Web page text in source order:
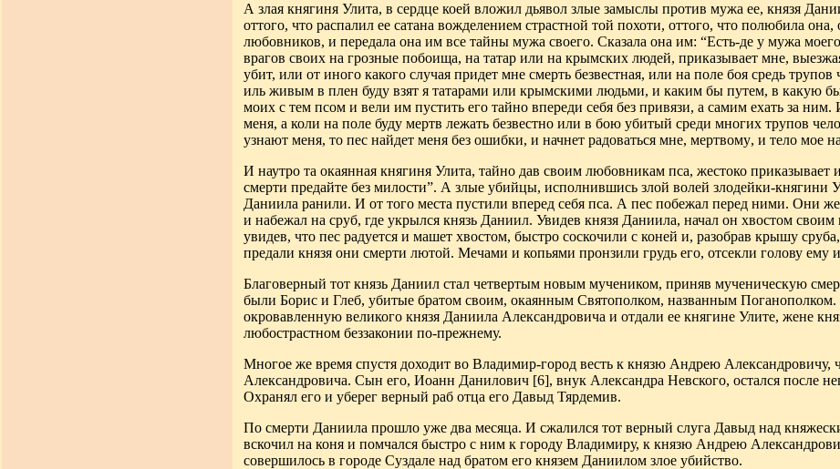
А злая княгиня Улита, в сердце коей вложил дьявол злые замыслы против мужа ее, князя
оттого, что распалил ее сатана вожделением страстной той похоти, оттого, что полюбила она,
любовников, и передала она им все тайны мужа своего. Сказала она им: “Есть-де у мужа
врагов своих на грозные побоища, на татар или на крымских людей, приказывает мне,
убит, или от иного какого случая придет мне смерть безвестная, или на поле боя средь
иль живым в плен буду взят я татарами или крымскими людьми, и каким бы путем, в какую
моих с тем псом и вели им пустить его тайно впереди себя без привязи, а самим ехать за
меня, а коли на поле буду мертв лежать безвестно или в бою убитый среди многих трупов
узнают меня, то пес найдет меня без ошибки, и начнет радоваться мне, мертвому, и тело мое
И наутро та окаянная княгиня Улита, тайно дав своим любовникам пса, жестоко приказывает
смерти предайте без милости”. А злые убийцы, исполнившись злой волей злодейки-княгини
Даниила ранили. И от того места пустили вперед себя пса. А пес побежал перед ними. Они
и набежал на сруб, где укрылся князь Даниил. Увидев князя Даниила, начал он хвостом
увидев, что пес радуется и машет хвостом, быстро соскочили с коней и, разобрав крышу
предали князя они смерти лютой. Мечами и копьями пронзили грудь его, отсекли голову ему
Благоверный тот князь Даниил стал четвертым новым мучеником, приняв мученическую
были Борис и Глеб, убитые братом своим, окаянным Святополком, названным
окровавленную великого князя Даниила Александровича и отдали ее княгине Улите, жене
любострастном беззаконии по-прежнему.
Многое же время спустя доходит во Владимир-город весть к князю Андрею Александровичу,
Александровича. Сын его, Иоанн Данилович [6], внук Александра Невского, остался после
Охранял его и уберег верный раб отца его Давыд Тярдемив.
По смерти Даниила прошло уже два месяца. И сжалился тот верный слуга Давыд над
вскочил на коня и помчался быстро с ним к городу Владимиру, к князю Андрею
совершилось в городе Суздале над братом его князем Даниилом злое убийство.